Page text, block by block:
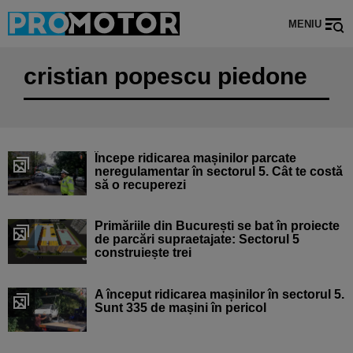
MENIU
cristian popescu piedone
Începe ridicarea mașinilor parcate
neregulamentar în sectorul 5. Cât te costă
să o recuperezi
Primăriile din București se bat în proiecte
de parcări supraetajate: Sectorul 5
construiește trei
A început ridicarea mașinilor în sectorul 5.
Sunt 335 de mașini în pericol